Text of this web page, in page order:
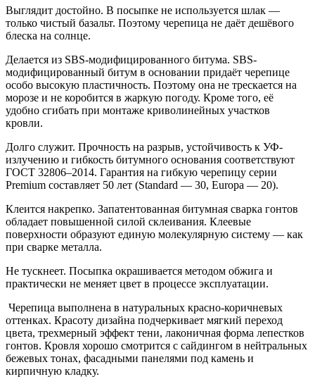
Выглядит достойно. В посыпке не используется шлак —
только чистый базальт. Поэтому черепица не даёт дешёвого
блеска на солнце.
Делается из SBS-модифицированного битума. SBS-
модифицированный битум в основании придаёт черепице
особо высокую пластичность. Поэтому она не трескается на
морозе и не коробится в жаркую погоду. Кроме того, её
удобно сгибать при монтаже криволинейных участков
кровли.
Долго служит. Прочность на разрыв, устойчивость к УФ-
излучению и гибкость битумного основания соответствуют
ГОСТ 32806–2014. Гарантия на гибкую черепицу серии
Premium составляет 50 лет (Standard — 30, Europa — 20).
Клеится накрепко. Запатентованная битумная сварка гонтов
обладает повышенной силой склеивания. Клеевые
поверхности образуют единую молекулярную систему — как
при сварке металла.
Не тускнеет. Посыпка окрашивается методом обжига и
практически не меняет цвет в процессе эксплуатации.
Черепица выполнена в натуральных красно-коричневых
оттенках. Красоту дизайна подчеркивает мягкий переход
цвета, трехмерный эффект тени, лаконичная форма лепестков
гонтов. Кровля хорошо смотрится с сайдингом в нейтральных
бежевых тонах, фасадными панелями под камень и
кирпичную кладку.